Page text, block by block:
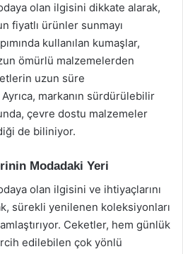
olan ilgisini dikkate alarak,
fiyatlı ürünler sunmayı
kullanılan kumaşlar,
ömürlü malzemelerden
uzun süre
markanın sürdürülebilir
çevre dostu malzemeler
de biliniyor.
Modadaki Yeri
olan ilgisini ve ihtiyaçlarını
sürekli yenilenen koleksiyonları
Ceketler, hem günlük
edilebilen çok yönlü